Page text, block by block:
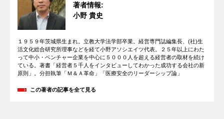
著者情報:
小野 貴史
１９５９年茨城県生まれ。立教大学法学部卒業。経営専門誌編集長、(社)生
活文化総合研究所理事などを経て小野アソシエイツ代表。２５年以上にわた
って中小・ベンチャー企業を中心に５０００人を超える経営者の取材を続け
ている。著書「経営者５千人をインタビューしてわかった成功する会社の新
原則」。分担執筆「Ｍ＆Ａ革命」「医療安全のリーダーシップ論」
この著者の記事を全て見る